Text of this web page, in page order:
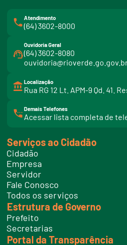
Atendimento
(64) 3602-8000
Ouvidoria Geral
(64) 3602-8080
Localização
Rua RG 12 Lt. APM-9 Qd. 41.
Demais Telefones
Acessar lista completa de
i
t
e
l
f
o
e
s
Serviços ao Cidadão
Cidadão
Empresa
Servidor
Fale Conosco
Todos os serviços
Estrutura de Governo
Prefeito
Secretarias
Portal da Transparência